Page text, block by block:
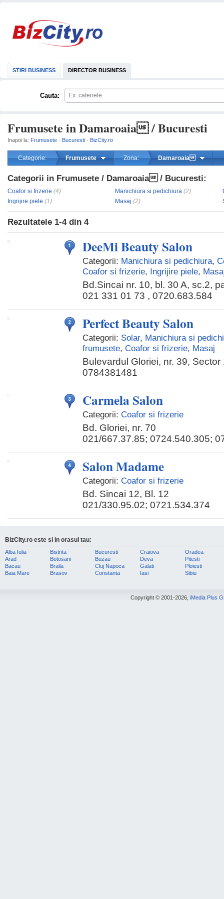
STIRI BUSINESS DIRECTOR BUSINESS
Cauta:
Frumusete in Damaroaia / Bucuresti
Inapoi la: Frumusete · Bucuresti · BizCity.ro
Categorie: Frumusete Zona: Damaroaia
Categorii in Frumusete / Damaroaia / Bucuresti:
Coafor si frizerie (4)
Ingrijire piele (1)
Manichiura si pedichiura (2)
Masaj (2)
Rezultatele 1-4din 4
DeeMi Beauty Salon
Categorii: Manichiura si pedichiura,
Coafor si frizerie, Ingrijire piele,
Bd.Sincai nr. 10, bl. 30 A, sc.2,
021 331 01 73 , 0720.683.584
Perfect Beauty Salon
Categorii: Solar, Manichiura si
frumusete, Coafor si frizerie, Masaj
Bulevardul Gloriei, nr. 39, Sector
0784381481
Carmela Salon
Categorii: Coafor si frizerie
Bd. Gloriei, nr. 70
021/667.37.85; 0724.540.305;
Salon Madame
Categorii: Coafor si frizerie
Bd. Sincai 12, Bl. 12
021/330.95.02; 0721.534.374
mareste
BizCity.ro este si in orasul tau:
Alba Iulia
Arad
Bacau
Baia Mare
Bistrita
Botosani
Braila
Brasov
Bucuresti
Buzau
Cluj Napoca
Constanta
Craiova
Deva
Galati
Iasi
Oradea
Pitesti
Ploiesti
Sibiu
Copyright © 2001-2026, iMedia Plus